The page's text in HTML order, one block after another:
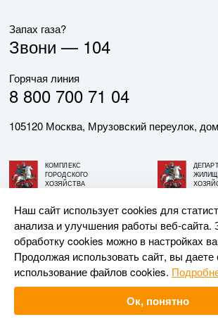
Запах газа?
Звони — 104
Горячая линия
8 800 700 71 04
105120 Москва, Мрузовский переулок,
КОМПЛЕКС
ГОРОДСКОГО
ХОЗЯЙСТВА
© АО «МОСГАЗ», 2026. При использовании
ссылка на сайт обязательна.
Разработка и поддержка —Upriver
Наш сайт использует cookies для
анализа и улучшения работы веб-сайта.
обработку cookies можно в настройках
Продолжая использовать сайт, вы даете
использование файлов cookies.
Ок, понятно